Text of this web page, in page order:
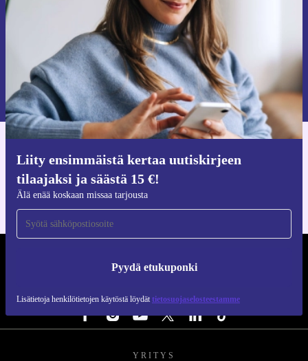
Liity ensimmäistä kertaa uutiskirjeen
tilaajaksi ja säästä 15 €!
Älä enää koskaan missaa tarjousta
Pyydä etukuponki
Lisätietoja henkilötietojen käytöstä löydät tietosuojaselosteestamme
Pyydä etukuponki
Lisätietoja henkilötietojen käytöstä löydättietosuojaselosteestamme.
iOS:lle ja Androidille
YRITYS